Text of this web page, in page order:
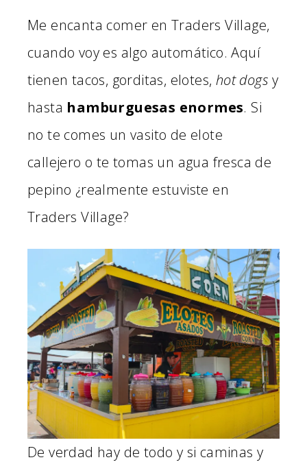
Me encanta comer en Traders Village,
cuando voy es algo automático. Aquí
tienen tacos, gorditas, elotes, hot dogs y
hasta hamburguesas enormes. Si
no te comes un vasito de elote
callejero o te tomas un agua fresca de
pepino ¿realmente estuviste en
Traders Village?
De verdad hay de todo y si caminas y